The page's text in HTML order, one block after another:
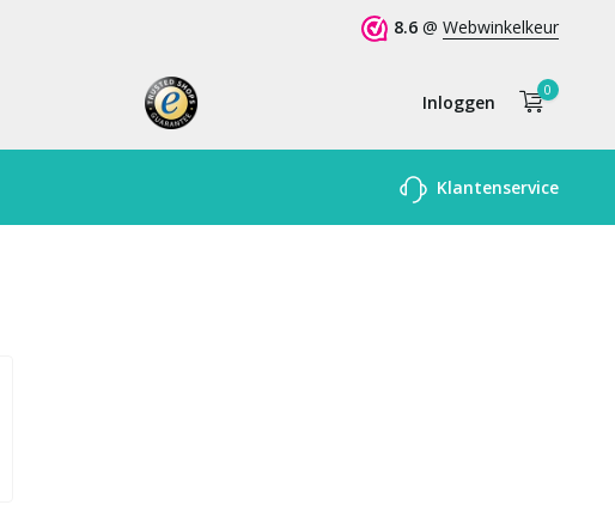
8.6 @ Webwinkelkeur
Inloggen
Account
0
Klantenservice